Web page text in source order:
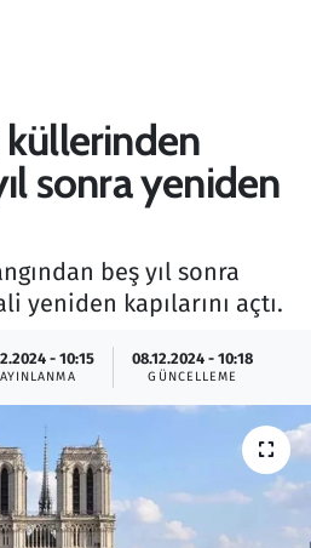
sonra yeniden
beş yıl sonra
yeniden kapılarını açtı.
- 10:15 08.12.2024 - 10:18
GÜNCELLEME